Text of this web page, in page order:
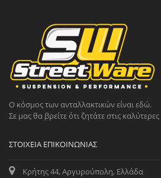
Ο κόσμος των ανταλλακτικών είναι εδώ.
Σε μας θα βρείτε ότι ζητάτε στις
ΣΤΟΙΧΕΊΑ ΕΠΙΚΟΙΝΩΝΊΑΣ
Κρήτης 44, Αργυρούπολη, Ελλάδα